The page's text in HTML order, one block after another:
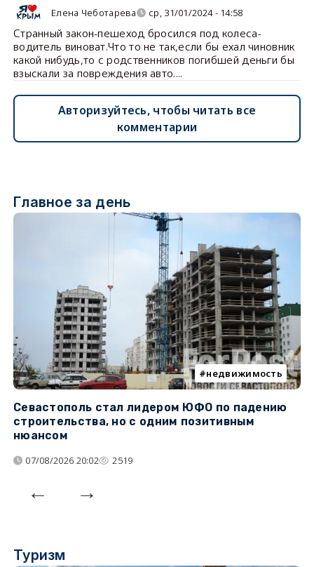
Елена Чеботарева ср, 31/01/2024 - 14:58
Странный закон-пешеход бросился под колеса-
водитель виноват.Что то не так,если бы ехал чиновник
какой нибудь,то с родственников погибшей деньги бы
взыскали за повреждения авто....
Авторизуйтесь, чтобы читать все
комментарии
Главное за день
недвижимость
Севастополь стал лидером ЮФО по падению
строительства, но с одним позитивным
нюансом
07/08/2026 20:02 2519
Туризм